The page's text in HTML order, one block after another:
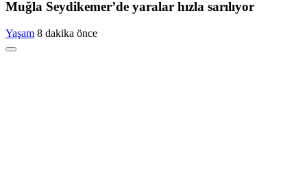
Muğla Seydikemer’de yaralar hızla sarılıyor
Yaşam 8 dakika önce